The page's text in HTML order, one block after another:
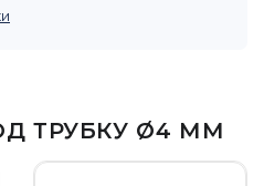
ТРУБКУ Ø4 ММ